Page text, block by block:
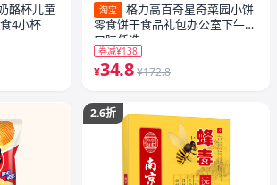
酪杯儿童
4小杯
淘宝
格力高百奇星奇菜园小饼
零食饼干食品礼包办公室下午茶
口味任选
券减¥138
¥34.8 ¥172.8
2.6折